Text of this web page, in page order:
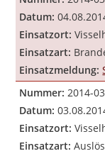
Datum:
Einsatzort:
Einsatzart:
Einsatzmeldung:
Nummer: 2014-
Datum:
Einsatzort:
Einsatzart: